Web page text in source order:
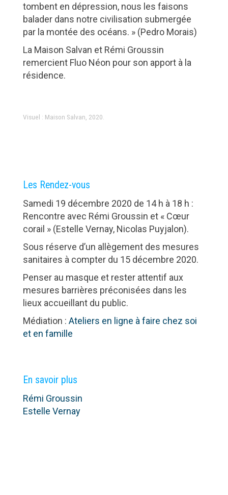
tombent en dépression, nous les faisons
balader dans notre civilisation submergée
par la montée des océans. » (Pedro Morais)
La Maison Salvan et Rémi Groussin
remercient Fluo Néon pour son apport à la
résidence.
Visuel : Maison Salvan, 2020.
Les Rendez-vous
Samedi 19 décembre 2020 de 14 h à 18 h :
Rencontre avec Rémi Groussin et « Cœur
corail » (Estelle Vernay, Nicolas Puyjalon).
Sous réserve d’un allègement des mesures
sanitaires à compter du 15 décembre 2020.
Penser au masque et rester attentif aux
mesures barrières préconisées dans les
lieux accueillant du public.
Médiation : Ateliers en ligne à faire chez soi
et en famille
En savoir plus
Rémi Groussin
Estelle Vernay